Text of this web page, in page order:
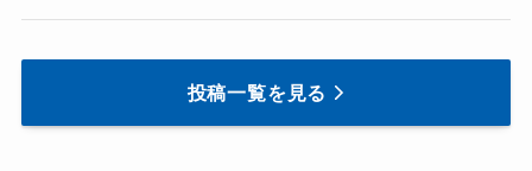
投稿一覧を見る